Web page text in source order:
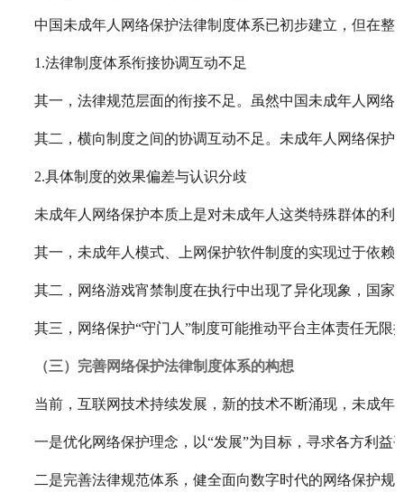
中国未成年人网络保护法律制度体系已初步建立，但在
1.法律制度体系衔接协调互动不足
其一，法律规范层面的衔接不足。虽然中国未成年人网
其二，横向制度之间的协调互动不足。未成年人网络保
2.具体制度的效果偏差与认识分歧
未成年人网络保护本质上是对未成年人这类特殊群体的
其一，未成年人模式、上网保护软件制度的实现过于依
其二，网络游戏宵禁制度在执行中出现了异化现象，国
其三，网络保护“守门人”制度可能推动平台主体责任无
（三）完善网络保护法律制度体系的构想
当前，互联网技术持续发展，新的技术不断涌现，未成
一是优化网络保护理念，以“发展”为目标，寻求各方利
二是完善法律规范体系，健全面向数字时代的网络保护